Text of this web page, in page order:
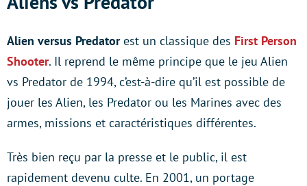
Alien versus Predatorest un classique des First Person
Shooter. Il reprend le même principe que le jeu Alien
vs Predator de 1994, c’est-à-dire qu’il est possible de
jouer les Alien, les Predator ou les Marines avec des
armes, missions et caractéristiques différentes.
Très bien reçu par la presse et le public, il est
rapidement devenu culte. En 2001, un portage